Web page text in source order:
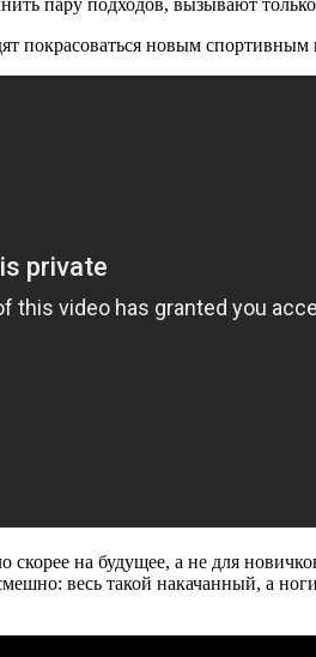
покрасоваться новым
скорее на будущее, а не для
весь такой накачанный, а